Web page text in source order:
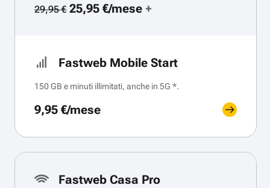
29,95 €25,95 €/mese+
Fastweb Mobile Start
150 GB e minuti illimitati, anche in 5G *.
9,95 €/mese
Fastweb Casa Pro